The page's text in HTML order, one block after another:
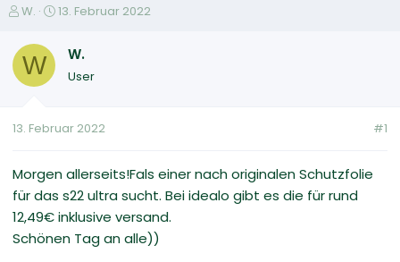
E
s
t
e
e
W.
E
t
m
13. Februar 2022
W W.
User
13. Februar 2022 #1
Morgen allerseits!Fals einer nach originalen Schutzfolie
für das s22 ultra sucht. Bei idealo gibt es die für rund
12,49€ inklusive versand.
Schönen Tag an alle))